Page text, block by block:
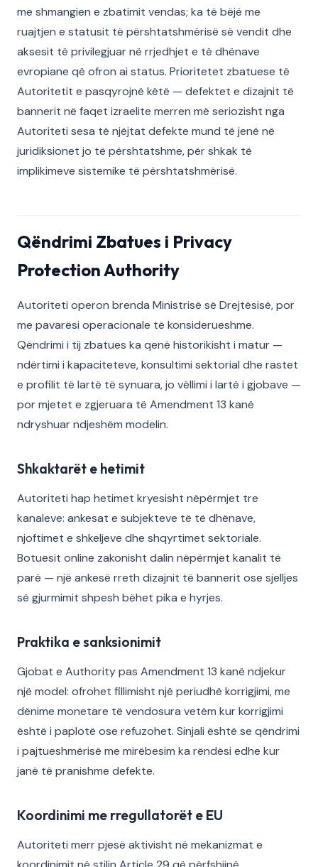
me shmangien e zbatimit vendas; ka të bëjë me
ruajtjen e statusit të përshtatshmërisë së vendit dhe
aksesit të privilegjuar në rrjedhjet e të dhënave
evropiane që ofron ai status. Prioritetet zbatuese të
Autoritetit e pasqyrojnë këtë — defektet e dizajnit të
bannerit në faqet izraelite merren më seriozisht nga
Autoriteti sesa të njëjtat defekte mund të jenë në
juridiksionet jo të përshtatshme, për shkak të
implikimeve sistemike të përshtatshmërisë.
Qëndrimi Zbatues i Privacy
Protection Authority
Autoriteti operon brenda Ministrisë së Drejtësisë, por
me pavarësi operacionale të konsiderueshme.
Qëndrimi i tij zbatues ka qenë historikisht i matur —
ndërtimi i kapaciteteve, konsultimi sektorial dhe rastet
e profilit të lartë të synuara, jo vëllimi i lartë i gjobave —
por mjetet e zgjeruara të Amendment 13 kanë
ndryshuar ndjeshëm modelin.
Shkaktarët e hetimit
Autoriteti hap hetimet kryesisht nëpërmjet tre
kanaleve: ankesat e subjekteve të të dhënave,
njoftimet e shkeljeve dhe shqyrtimet sektoriale.
Botuesit online zakonisht dalin nëpërmjet kanalit të
parë — një ankesë rreth dizajnit të bannerit ose sjelljes
së gjurmimit shpesh bëhet pika e hyrjes.
Praktika e sanksionimit
Gjobat e Authority pas Amendment 13 kanë ndjekur
një model: ofrohet fillimisht një periudhë korrigjimi, me
dënime monetare të vendosura vetëm kur korrigjimi
është i paplotë ose refuzohet. Sinjali është se qëndrimi
i pajtueshmërisë me mirëbesim ka rëndësi edhe kur
janë të pranishme defekte.
Koordinimi me rregullatorët e EU
Autoriteti merr pjesë aktivisht në mekanizmat e